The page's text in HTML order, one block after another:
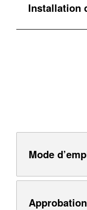
Installation
Mode